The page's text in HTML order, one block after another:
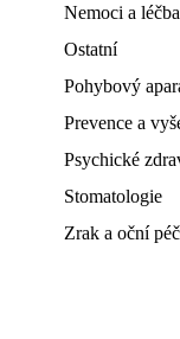
Nemoci a léčba
Ostatní
Pohybový
Prevence a
Psychické
Stomatologie
Zrak a oční